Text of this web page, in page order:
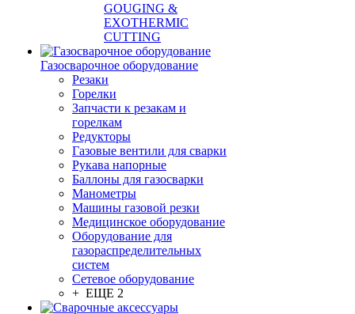
GOUGING &
EXOTHERMIC
CUTTING
Газосварочное оборудование
Резаки
Горелки
Запчасти к резакам и
горелкам
Редукторы
Газовые вентили для сварки
Рукава напорные
Баллоны для газосварки
Манометры
Машины газовой резки
Медицинское оборудование
Оборудование для
газораспределительных
систем
Сетевое оборудование
+ ЕЩЕ 2